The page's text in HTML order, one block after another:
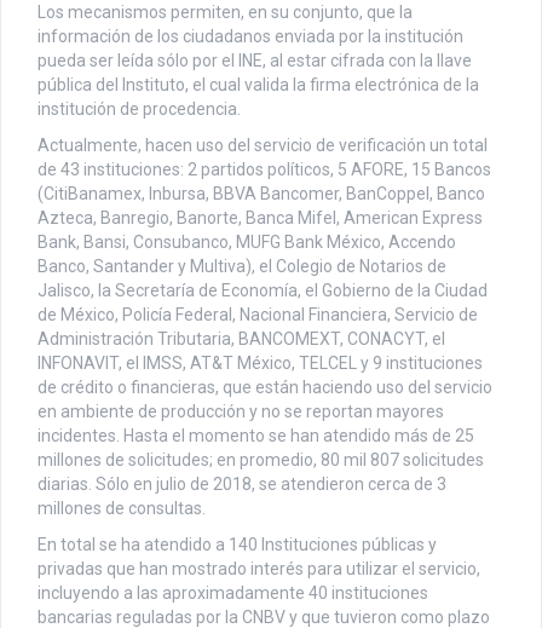
Los mecanismos permiten, en su conjunto, que la
información de los ciudadanos enviada por la institución
pueda ser leída sólo por el INE, al estar cifrada con la llave
pública del Instituto, el cual valida la firma electrónica de la
institución de procedencia.
Actualmente, hacen uso del servicio de verificación un total
de 43 instituciones: 2 partidos políticos, 5 AFORE, 15 Bancos
(CitiBanamex, Inbursa, BBVA Bancomer, BanCoppel, Banco
Azteca, Banregio, Banorte, Banca Mifel, American Express
Bank, Bansi, Consubanco, MUFG Bank México, Accendo
Banco, Santander y Multiva), el Colegio de Notarios de
Jalisco, la Secretaría de Economía, el Gobierno de la Ciudad
de México, Policía Federal, Nacional Financiera, Servicio de
Administración Tributaria, BANCOMEXT, CONACYT, el
INFONAVIT, el IMSS, AT&T México, TELCEL y 9 instituciones
de crédito o financieras, que están haciendo uso del servicio
en ambiente de producción y no se reportan mayores
incidentes. Hasta el momento se han atendido más de 25
millones de solicitudes; en promedio, 80 mil 807 solicitudes
diarias. Sólo en julio de 2018, se atendieron cerca de 3
millones de consultas.
En total se ha atendido a 140 Instituciones públicas y
privadas que han mostrado interés para utilizar el servicio,
incluyendo a las aproximadamente 40 instituciones
bancarias reguladas por la CNBV y que tuvieron como plazo